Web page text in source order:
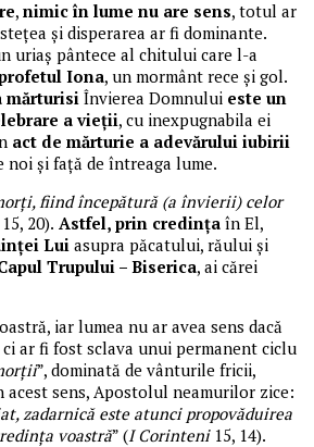
, nimic în lume nu are sens, totul ar
și disperarea ar fi dominante.
uriaș pântece al chitului care l-a
Iona, un mormânt rece și gol.
mărturisiÎnvierea Domnului este un
a vieții, cu inexpugnabila ei
act de mărturie a adevărului iubirii
noi și față de întreaga lume.
fiind începătură (a învierii) celor
20). Astfel, prin credința în El,
Luiasupra păcatului, răului și
Trupului – Biserica, ai cărei
iar lumea nu ar avea sens dacă
ar fi fost sclava unui permanent ciclu
”, dominată de vânturile fricii,
acest sens, Apostolul neamurilor zice:
zadarnică este atunci propovăduirea
voastră” (I Corinteni15, 14).